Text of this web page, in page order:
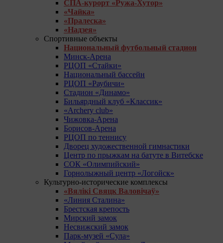
СПА-курорт «Ружа-Хутор»
«Чайка»
«Пралеска»
«Надзея»
Спортивные объекты
Национальный футбольный стадион
Минск-Арена
РЦОП «Стайки»
Национальный бассейн
РЦОП «Раубичи»
Стадион «Динамо»
Бильярдный клуб «Классик»
«Archery club»
Чижовка-Арена
Борисов-Арена
РЦОП по теннису
Дворец художественной гимнастики
Центр по прыжкам на батуте в Витебске
СОК «Олимпийский»
Горнолыжный центр «Логойск»
Культурно-исторические комплексы
«Вялікі Свяцк Валовічаў»
«Линия Сталина»
Брестская крепость
Мирский замок
Несвижский замок
Парк-музей «Сула»